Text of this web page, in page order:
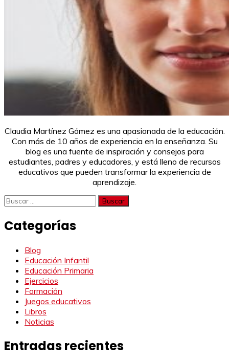
Claudia Martínez Gómez es una apasionada de la educación.
Con más de 10 años de experiencia en la enseñanza. Su
blog es una fuente de inspiración y consejos para
estudiantes, padres y educadores, y está lleno de recursos
educativos que pueden transformar la experiencia de
aprendizaje.
Buscar:
Categorías
Blog
Educación Infantil
Educación Primaria
Ejercicios
Formación
Juegos educativos
Libros
Noticias
Entradas recientes